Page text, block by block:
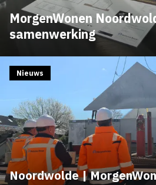
MorgenWonen
samenwerking
Noordwolde |
Nieuws